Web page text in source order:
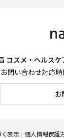
コスメ・ヘルスケ
お問い合わせ対応時
お
表示 個人情報保護